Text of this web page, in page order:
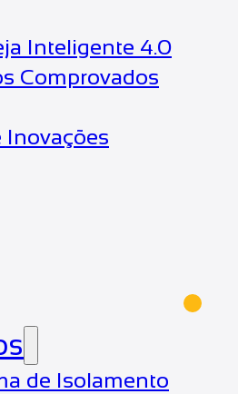
Inteligente 4.0
Comprovados
Inovações
de Isolamento